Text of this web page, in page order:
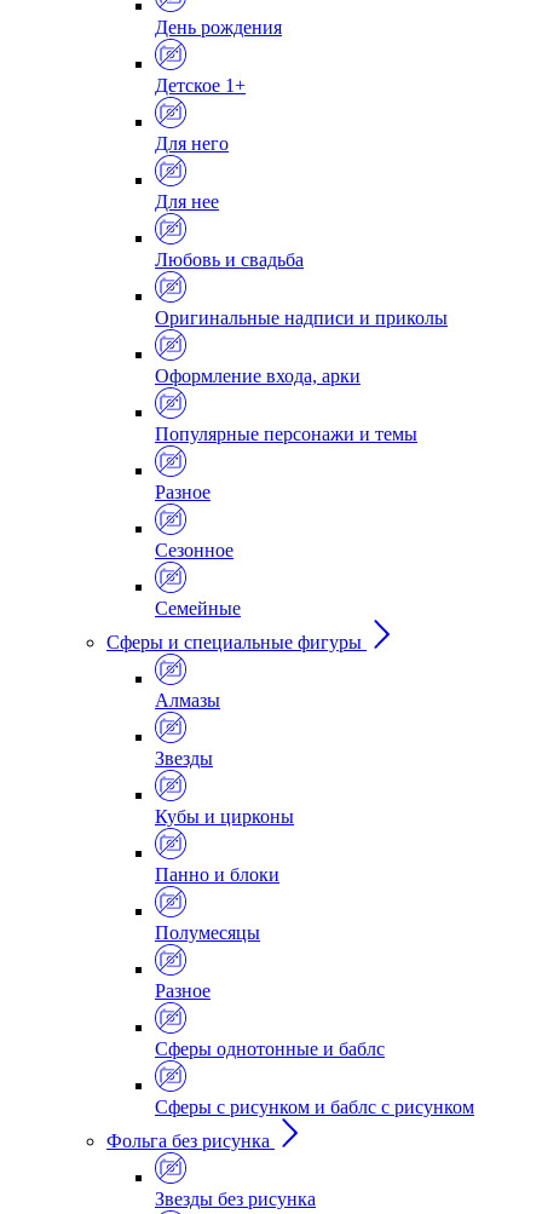
День рождения
Детское 1+
Для него
Для нее
Любовь и свадьба
Оригинальные надписи и приколы
Оформление входа, арки
Популярные персонажи и темы
Разное
Сезонное
Семейные
Сферы и специальные фигуры
Алмазы
Звезды
Кубы и цирконы
Панно и блоки
Полумесяцы
Разное
Сферы однотонные и баблс
Сферы с рисунком и баблс с рисунком
Фольга без рисунка
Звезды без рисунка